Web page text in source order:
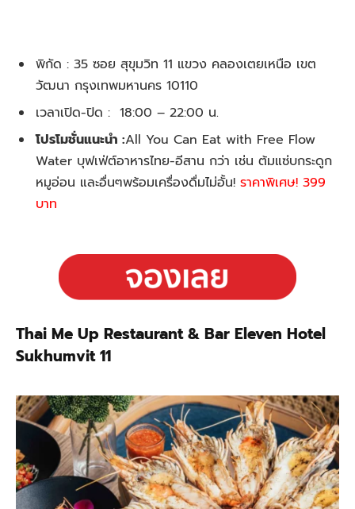
พิกัด : 35 ซอย สุขุมวิท 11 แขวง คลองเตยเหนือ เขต
วัฒนา กรุงเทพมหานคร 10110
เวลาเปิด-ปิด : 18:00 – 22:00 น.
โปรโมชั่นแนะนำ :All You Can Eat with Free Flow
Water บุฟเฟ่ต์อาหารไทย-อีสาน กว่า เช่น ต้มแซ่บกระดูก
หมูอ่อน และอื่นๆพร้อมเครื่องดื่มไม่อั้น! ราคาพิเศษ! 399
บาท
Thai Me Up Restaurant & Bar Eleven Hotel
Sukhumvit 11